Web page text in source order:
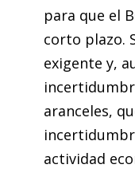
para que el
corto plazo.
exigente y,
aranceles,
actividad